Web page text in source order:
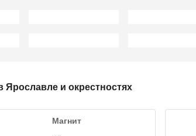
и окрестностях
Магнит